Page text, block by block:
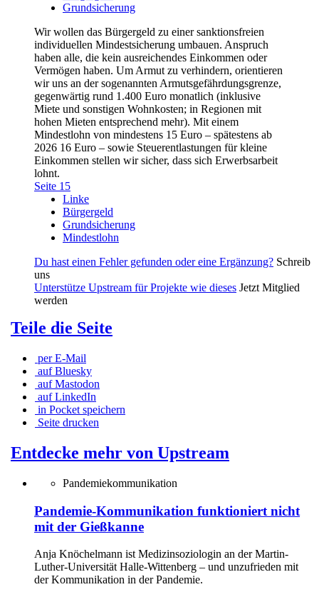
Grundsicherung
Wir wollen das Bürgergeld zu einer sanktionsfreien
individuellen Mindestsicherung umbauen. Anspruch
haben alle, die kein ausreichendes Einkommen oder
Vermögen haben. Um Armut zu verhindern, orientieren
wir uns an der sogenannten Armutsgefährdungsgrenze,
gegenwärtig rund 1.400 Euro monatlich (inklusive
Miete und sonstigen Wohnkosten; in Regionen mit
hohen Mieten entsprechend mehr). Mit einem
Mindestlohn von mindestens 15 Euro – spätestens ab
2026 16 Euro – sowie Steuerentlastungen für kleine
Einkommen stellen wir sicher, dass sich Erwerbsarbeit
lohnt.
Seite 15
Linke
Bürgergeld
Grundsicherung
Mindestlohn
Du hast einen Fehler gefunden oder eine Ergänzung? Schreib
uns
Unterstütze Upstream für Projekte wie dieses Jetzt Mitglied
werden
Teile die Seite
per E-Mail
auf Bluesky
auf Mastodon
auf LinkedIn
in Pocket speichern
Seite drucken
Entdecke mehr von Upstream
Pandemiekommunikation
Pandemie-Kommunikation funktioniert nicht
mit der Gießkanne
Anja Knöchelmann ist Medizinsoziologin an der Martin-
Luther-Universität Halle-Wittenberg – und unzufrieden mit
der Kommunikation in der Pandemie.